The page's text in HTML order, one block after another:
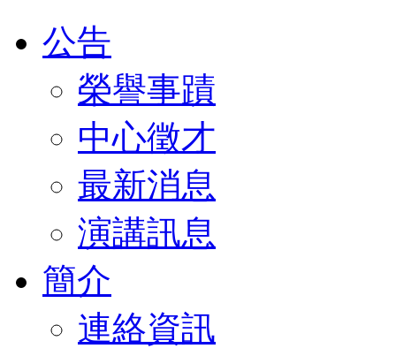
公告
榮譽事蹟
中心徵才
最新消息
演講訊息
簡介
連絡資訊